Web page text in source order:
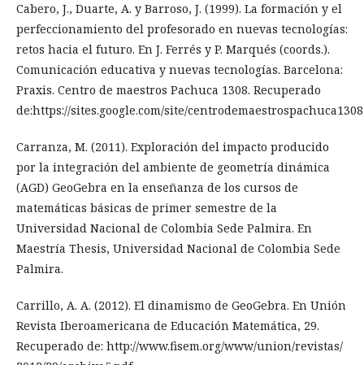
Cabero, J., Duarte, A. y Barroso, J. (1999). La formación y el
perfeccionamiento del profesorado en nuevas tecnologías:
retos hacia el futuro. En J. Ferrés y P. Marqués (coords.).
Comunicación educativa y nuevas tecnologías. Barcelona:
Praxis. Centro de maestros Pachuca 1308. Recuperado
de:https://sites.google.com/site/centrodemaestrospachuca1308
Carranza, M. (2011). Exploración del impacto producido
por la integración del ambiente de geometría dinámica
(AGD) GeoGebra en la enseñanza de los cursos de
matemáticas básicas de primer semestre de la
Universidad Nacional de Colombia Sede Palmira. En
Maestría Thesis, Universidad Nacional de Colombia Sede
Palmira.
Carrillo, A. A. (2012). El dinamismo de GeoGebra. En Unión
Revista Iberoamericana de Educación Matemática, 29.
Recuperado de: http://www.fisem.org/www/union/revistas/